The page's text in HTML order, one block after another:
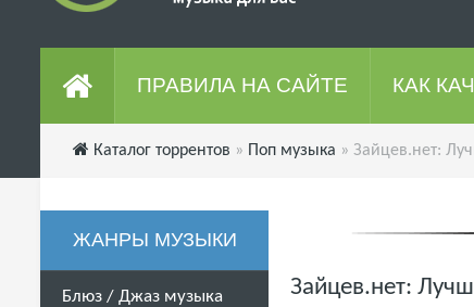
ПРАВИЛА НА САЙТЕ КАК
Каталог торрентов » Поп музыка » Зайцев.нет:
ЖАНРЫ МУЗЫКИ
Блюз / Джаз музыка Зайцев.нет: